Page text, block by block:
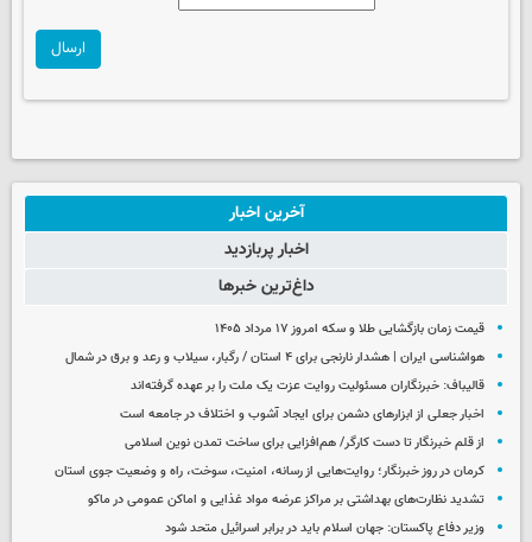
ارسال
آخرین اخبار
اخبار پربازدید
داغ‌ترین خبرها
قیمت زمان بازگشایی طلا و سکه امروز ۱۷ مرداد ۱۴۰۵
هواشناسی ایران | هشدار نارنجی برای ۴ استان / رگبار، سیلاب و رعد و برق در شمال
قالیباف: خبرنگاران مسئولیت روایت عزت یک ملت را بر عهده گرفته‌اند
اخبار جعلی از ابزارهای دشمن برای ایجاد آشوب و اختلاف در جامعه است
از قلم خبرنگار تا دست کارگر/ هم‌افزایی برای ساخت تمدن نوین اسلامی
کرمان در روز خبرنگار؛ روایت‌هایی از رسانه، امنیت، سوخت، راه و وضعیت جوی استان
تشدید نظارت‌های بهداشتی بر مراکز عرضه مواد غذایی و اماکن عمومی در ماکو
وزیر دفاع پاکستان: جهان اسلام باید در برابر اسرائیل متحد شود